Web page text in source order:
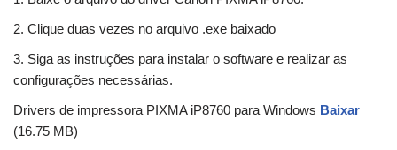
2. Clique duas vezes no arquivo .exe baixado
3. Siga as instruções para instalar o software e realizar as
configurações necessárias.
Drivers de impressora PIXMA iP8760 para Windows Baixar
(16.75 MB)